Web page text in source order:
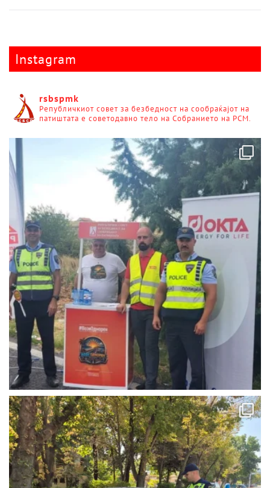
Instagram
rsbspmk
Републичкиот совет за безбедност на сообраќајот на
патиштата е советодавно тело на Собранието на РСМ.